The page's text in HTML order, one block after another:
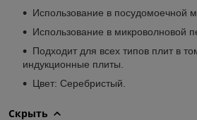
Использование в посудомоечной
Использование в микроволновой
Подходит для всех типов плит в
индукционные плиты.
Цвет: Серебристый.
Скрыть